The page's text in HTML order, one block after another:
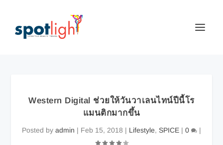
Western Digital ช่วยให้วันวาเลนไทน์ปีนี้โร
แมนติกมากขึ้น
Posted by admin | Feb 15, 2018 | Lifestyle, SPICE | 0 |